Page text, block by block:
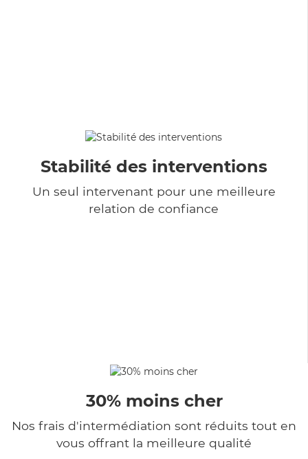
Stabilité des interventions
Un seul intervenant pour une meilleure
relation de confiance
30% moins cher
Nos frais d'intermédiation sont réduits tout en
vous offrant la meilleure qualité